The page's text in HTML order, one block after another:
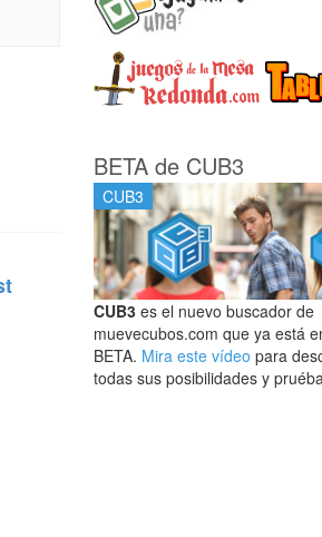
BETA de CUB3
CUB3
CUB3es el nuevo buscador de
muevecubos.com que ya está
BETA. Mira este vídeo para
todas sus posibilidades y